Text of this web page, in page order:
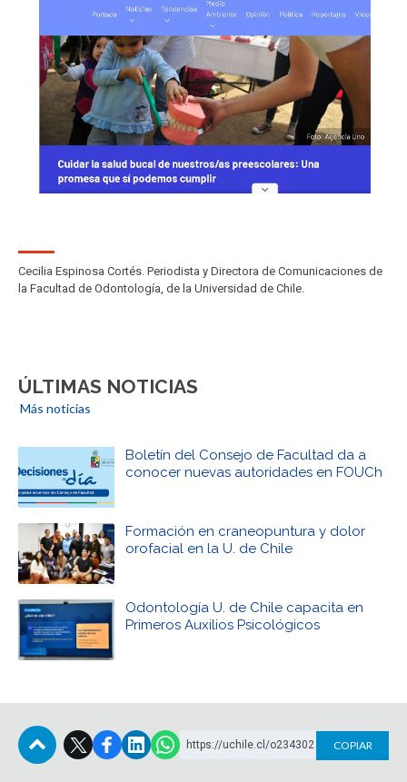
Cecilia Espinosa Cortés. Periodista y Directora de Comunicaciones de
la Facultad de Odontología, de la Universidad de Chile.
ÚLTIMAS NOTICIAS
Más noticias
Boletín del Consejo de Facultad da a
conocer nuevas autoridades en FOUCh
Formación en craneopuntura y dolor
orofacial en la U. de Chile
Odontología U. de Chile capacita en
Primeros Auxilios Psicológicos
https://uchile.cl/o234302 COPIAR